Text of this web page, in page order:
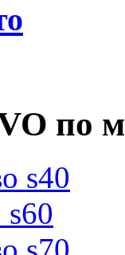
по
s40
s60